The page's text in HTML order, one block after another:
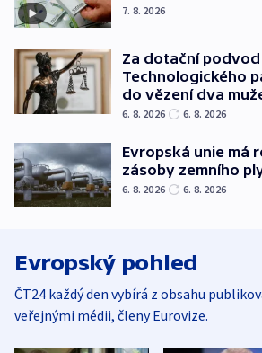
7. 8. 2026
Za dotační
Technologického
do vězení dva
6. 8. 2026 6. 8. 2026
Evropská unie má
zásoby zemního
6. 8. 2026 6. 8. 2026
Evropský pohled
ČT24 každý den vybírá z obsahu
veřejnými médii, členy Eurovize.